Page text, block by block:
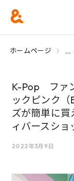
ホームページ ...
K-Pop ファ
ックピンク（
ズが簡単に買
ィバースショ
2022年3月9日